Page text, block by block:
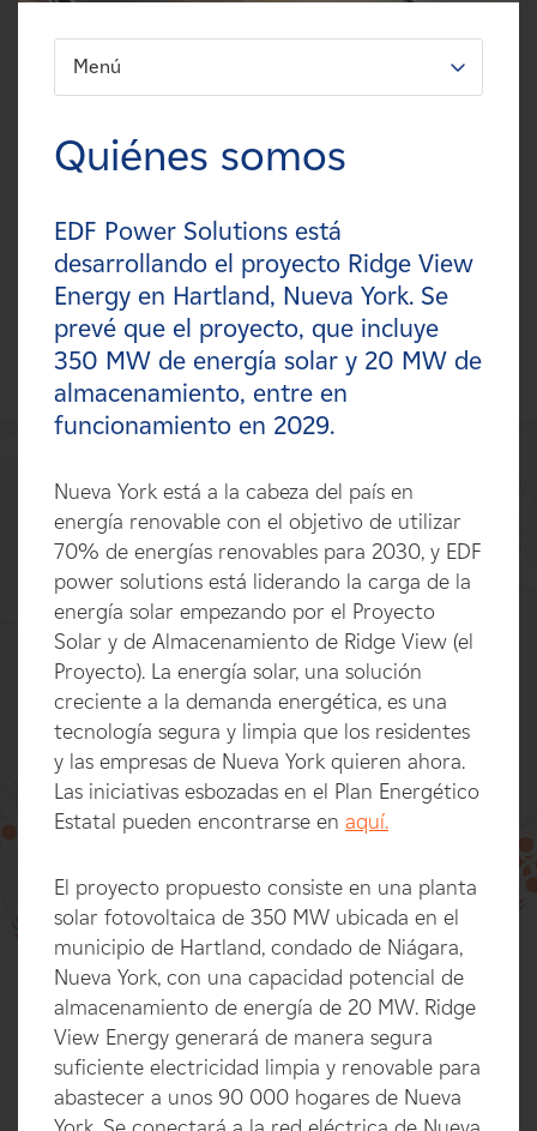
Carreras
Contacte con
Afiliados
FILTRO:
Estados
Países
100%
Menú
Quiénes somos
EDF Power Solutions está
desarrollando el proyecto Ridge View
Energy en Hartland, Nueva York. Se
prevé que el proyecto, que incluye
350 MW de energía solar y 20 MW de
almacenamiento, entre en
funcionamiento en 2029.
Nueva York está a la cabeza del país en
energía renovable con el objetivo de utilizar
70% de energías renovables para 2030, y EDF
power solutions está liderando la carga de la
energía solar empezando por el Proyecto
Solar y de Almacenamiento de Ridge View (el
Proyecto). La energía solar, una solución
creciente a la demanda energética, es una
tecnología segura y limpia que los residentes
y las empresas de Nueva York quieren ahora.
Las iniciativas esbozadas en el Plan Energético
Estatal pueden encontrarse en aquí.
El proyecto propuesto consiste en una planta
solar fotovoltaica de 350 MW ubicada en el
municipio de Hartland, condado de Niágara,
Nueva York, con una capacidad potencial de
almacenamiento de energía de 20 MW. Ridge
View Energy generará de manera segura
suficiente electricidad limpia y renovable para
abastecer a unos 90 000 hogares de Nueva